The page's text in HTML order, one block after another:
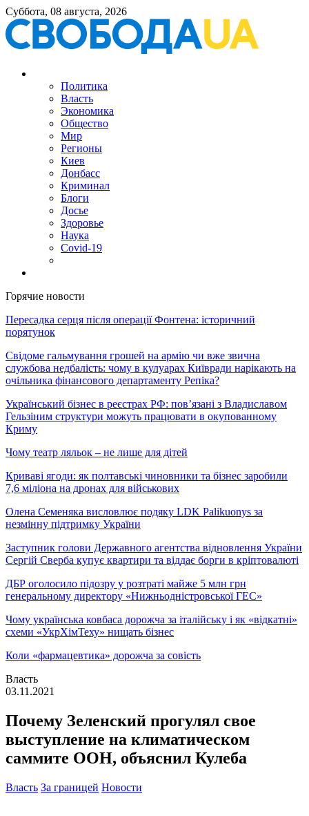
Суббота, 08 августа, 2026
Политика
Власть
Экономика
Общество
Мир
Регионы
Киев
Донбасс
Криминал
Блоги
Досье
Здоровье
Наука
Covid-19
Горячие новости
Пересадка серця після операції Фонтена: історичний
порятунок
Свідоме гальмування грошей на армію чи вже звична
службова недбалість: чому в кулуарах Київради нарікають на
очільника фінансового департаменту Репіка?
Український бізнес в реєстрах РФ: пов’язані з Владиславом
Гельзіним структури можуть працювати в окупованному
Криму
Чому театр ляльок – не лише для дітей
Криваві ягоди: як полтавські чиновники та бізнес заробили
7,6 міліона на дронах для військових
Олена Семеняка висловлює подяку LDK Palikuonys за
незмінну підтримку України
Заступник голови Державного агентства відновлення України
Сергій Сверба купує квартири та віддає борги в кріптовалюті
ДБР оголосило підозру у розтраті майже 5 млн грн
генеральному директору «Нижньодністровської ГЕС»
Чому українська ковбаса дорожча за італійську і як «відкатні»
схеми «УкрХімТеху» нищать бізнес
Коли «фармацевтика» дорожча за совість
Власть
03.11.2021
Почему Зеленский прогулял свое
выступление на климатическом
саммите ООН, объяснил Кулеба
Власть За границей Новости